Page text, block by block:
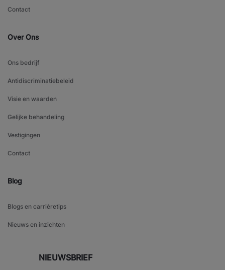
Contact
Over Ons
Ons bedrijf
Antidiscriminatiebeleid
Visie en waarden
Gelijke behandeling
Vestigingen
Contact
Blog
Blogs en carrièretips
Nieuws en inzichten
NIEUWSBRIEF